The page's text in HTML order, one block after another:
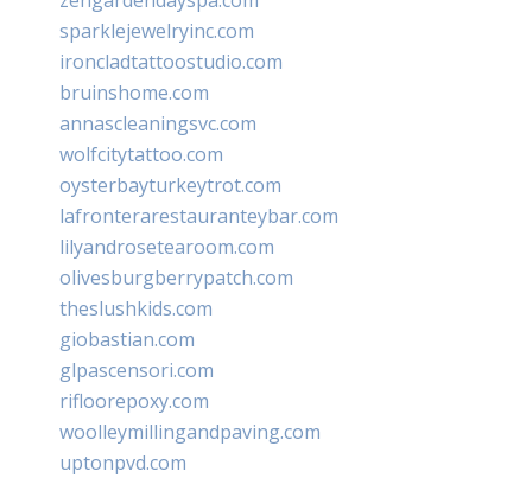
sparklejewelryinc.com
ironcladtattoostudio.com
bruinshome.com
annascleaningsvc.com
wolfcitytattoo.com
oysterbayturkeytrot.com
lafronterarestauranteybar.com
lilyandrosetearoom.com
olivesburgberrypatch.com
theslushkids.com
giobastian.com
glpascensori.com
rifloorepoxy.com
woolleymillingandpaving.com
uptonpvd.com